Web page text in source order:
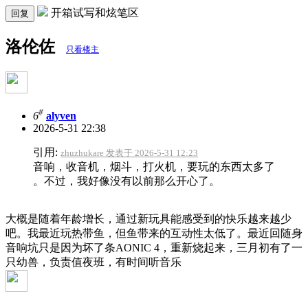
回复 开箱试写和炫笔区
洛伦佐 只看楼主
6# alyven
2026-5-31 22:38
引用: zhuzhukare 发表于 2026-5-31 12:23
音响，收音机，烟斗，打火机，要玩的东西太多了
。不过，我好像没有以前那么开心了。
大概是随着年龄增长，通过新玩具能感受到的快乐越来越少
吧。我最近玩热带鱼，但鱼带来的互动性太低了。最近回随身
音响坑只是因为坏了条AONIC 4，重新烧起来，三月初有了一
只幼兽，负责值夜班，有时间听音乐